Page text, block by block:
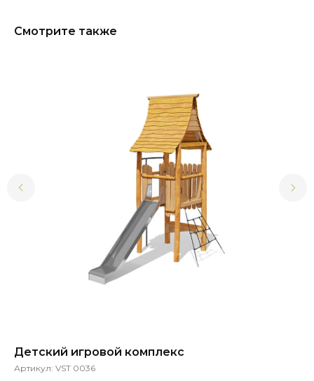
Смотрите также
Детский игровой комплекс
Артикул: VST 0036